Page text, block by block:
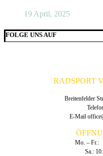
19 April, 2025
FOLGE UNS AUF
RADSPORT
Breitenfelder
E-Mail
Mo. – Fr.:
Sa.: